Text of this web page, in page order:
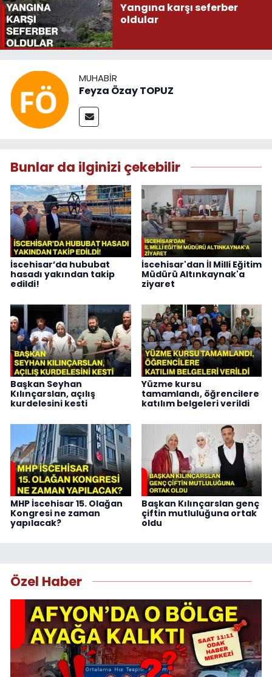
Yangına karşı seferber
oldular
MUHABIR
Feyza Özay TOPUZ
Bunlar da ilginizi çekebilir
İscehisar’da hububat
hasadı yakından takip
edildi!
İscehisar'dan İl Milli Eğitim
Müdürü Altınkaynak'a
ziyaret
Başkan Seyhan
Kılınçarslan, açılış
kurdelesini kesti
Yüzme kursu
tamamlandı, öğrencilere
katılım belgeleri verildi
MHP İscehisar 15. Olağan
Kongresi ne zaman
yapılacak?
Başkan Kılınçarslan genç
çiftin mutluluğuna ortak
oldu
Özel Haber